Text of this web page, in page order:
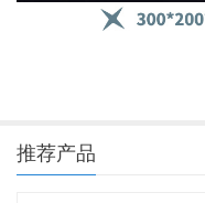
推荐产品